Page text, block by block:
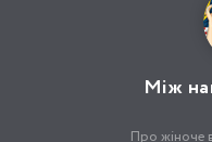
Між
Про жіноче